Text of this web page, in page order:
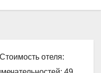
отеля: